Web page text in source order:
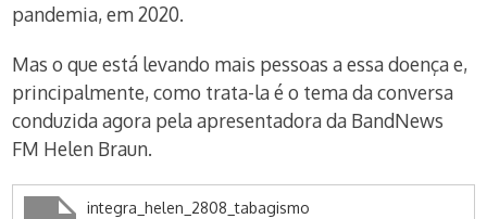
pandemia, em 2020.
Mas o que está levando mais pessoas a essa doença e,
principalmente, como trata-la é o tema da conversa
conduzida agora pela apresentadora da BandNews
FM Helen Braun.
integra_helen_2808_tabagismo